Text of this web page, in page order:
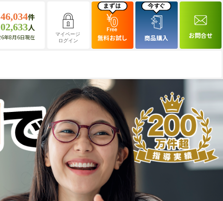
件
人
年8月6日現在
マイページ
ログイン
無料お試し 商品購入 お問合せ